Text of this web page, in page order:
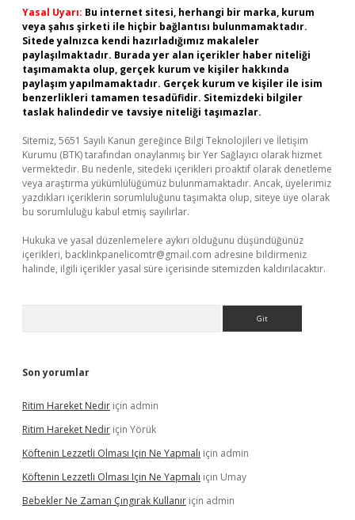
Yasal Uyarı: Bu internet sitesi, herhangi bir marka, kurum
veya şahıs şirketi ile hiçbir bağlantısı bulunmamaktadır.
Sitede yalnızca kendi hazırladığımız makaleler
paylaşılmaktadır. Burada yer alan içerikler haber niteliği
taşımamakta olup, gerçek kurum ve kişiler hakkında
paylaşım yapılmamaktadır. Gerçek kurum ve kişiler ile isim
benzerlikleri tamamen tesadüfidir. Sitemizdeki bilgiler
taslak halindedir ve tavsiye niteliği taşımazlar.
Sitemiz, 5651 Sayılı Kanun gereğince Bilgi Teknolojileri ve İletişim
Kurumu (BTK) tarafından onaylanmış bir Yer Sağlayıcı olarak hizmet
vermektedir. Bu nedenle, sitedeki içerikleri proaktif olarak denetleme
veya araştırma yükümlülüğümüz bulunmamaktadır. Ancak, üyelerimiz
yazdıkları içeriklerin sorumluluğunu taşımakta olup, siteye üye olarak
bu sorumluluğu kabul etmiş sayılırlar.
Hukuka ve yasal düzenlemelere aykırı olduğunu düşündüğünüz
içerikleri, backlinkpanelicomtr@gmail.com adresine bildirmeniz
halinde, ilgili içerikler yasal süre içerisinde sitemizden kaldırılacaktır.
Son yorumlar
Ritim Hareket Nedir için admin
Ritim Hareket Nedir için Yörük
Köftenin Lezzetli Olması Için Ne Yapmalı için admin
Köftenin Lezzetli Olması Için Ne Yapmalı için Umay
Bebekler Ne Zaman Çıngırak Kullanır için admin